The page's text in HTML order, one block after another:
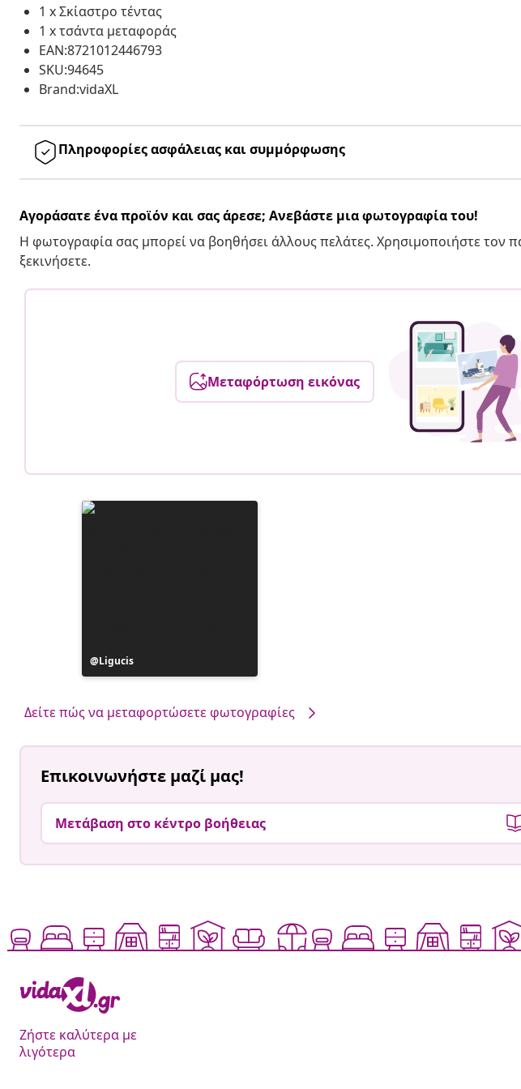
1 x Σκίαστρο τέντας
1 x τσάντα μεταφοράς
EAN:8721012446793
SKU:94645
Brand:vidaXL
Πληροφορίες ασφάλειας και συμμόρφωσης
Αγοράσατε ένα προϊόν και σας άρεσε; Ανεβάστε μια φωτογραφία του!
Η φωτογραφία σας μπορεί να βοηθήσει άλλους πελάτες. Χρησιμοποιήστε τον
ξεκινήσετε.
Μεταφόρτωση εικόνας
Η
ανάρτηση
Ligucis
Δείτε πώς να μεταφορτώσετε φωτογραφίες
Επικοινωνήστε μαζί μας!
Μετάβαση στο κέντρο βοήθειας
Ζήστε καλύτερα με
λιγότερα